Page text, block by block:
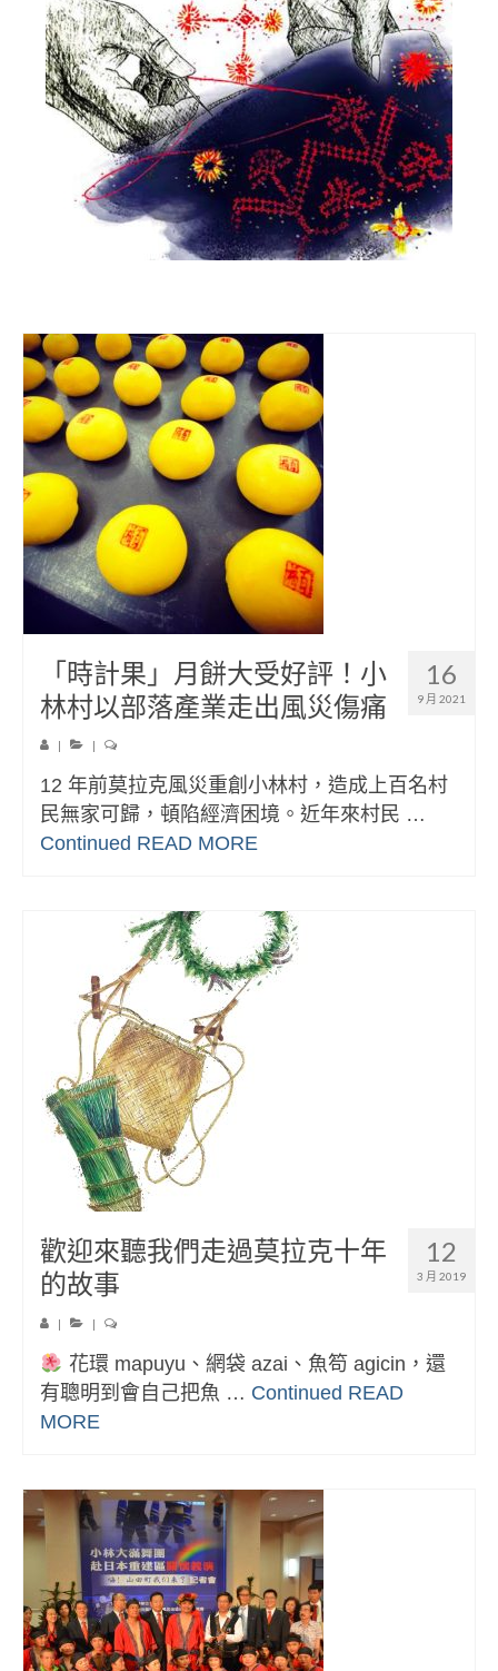
歌舞文化
歡迎來部落
旅遊資訊
部落美食
原民文創
16
9 月 2021
「時計果」月餅大受好評！小
林村以部落產業走出風災傷痛
12 年前莫拉克風災重創小林村，造成上百名村
民無家可歸，頓陷經濟困境。近年來村民 …
Continued READ MORE
12
3 月 2019
歡迎來聽我們走過莫拉克十年
的故事
| |
花環 mapuyu、網袋 azai、魚笱 agicin，還
有聰明到會自己把魚 … Continued READ
MORE